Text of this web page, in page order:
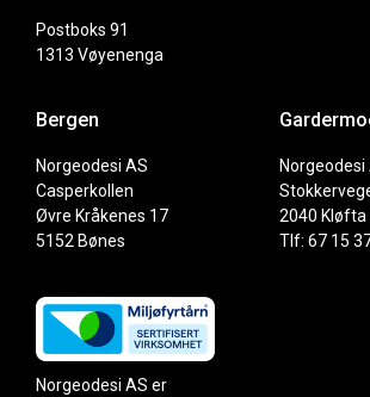
Postboks 91
1313 Vøyenenga
Bergen
Norgeodesi AS
Casperkollen
Øvre Kråkenes 17
5152 Bønes
Norgeodesi
2040 Kløfta
Tlf: 67 15
Norgeodesi AS er